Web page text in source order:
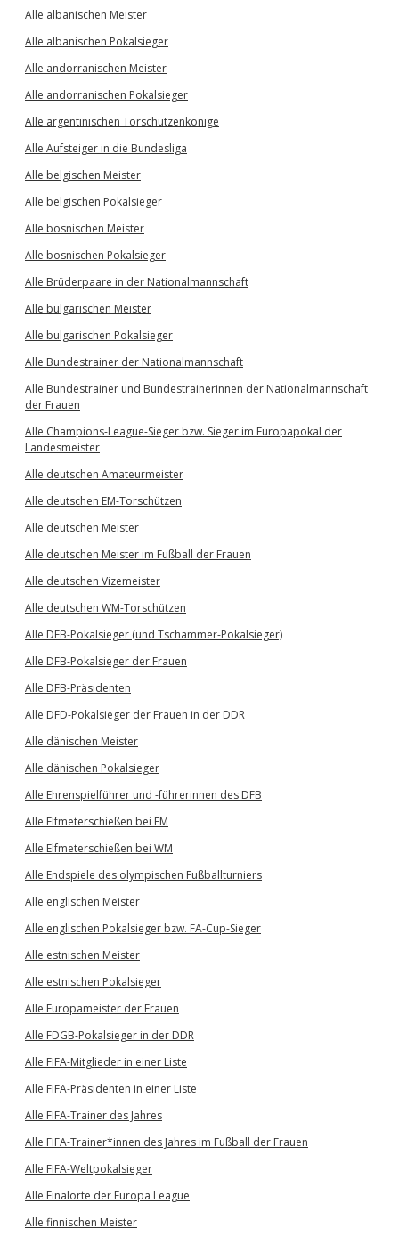
Alle albanischen Meister
Alle albanischen Pokalsieger
Alle andorranischen Meister
Alle andorranischen Pokalsieger
Alle argentinischen Torschützenkönige
Alle Aufsteiger in die Bundesliga
Alle belgischen Meister
Alle belgischen Pokalsieger
Alle bosnischen Meister
Alle bosnischen Pokalsieger
Alle Brüderpaare in der Nationalmannschaft
Alle bulgarischen Meister
Alle bulgarischen Pokalsieger
Alle Bundestrainer der Nationalmannschaft
Alle Bundestrainer und Bundestrainerinnen der Nationalmannschaft
der Frauen
Alle Champions-League-Sieger bzw. Sieger im Europapokal der
Landesmeister
Alle deutschen Amateurmeister
Alle deutschen EM-Torschützen
Alle deutschen Meister
Alle deutschen Meister im Fußball der Frauen
Alle deutschen Vizemeister
Alle deutschen WM-Torschützen
Alle DFB-Pokalsieger (und Tschammer-Pokalsieger)
Alle DFB-Pokalsieger der Frauen
Alle DFB-Präsidenten
Alle DFD-Pokalsieger der Frauen in der DDR
Alle dänischen Meister
Alle dänischen Pokalsieger
Alle Ehrenspielführer und -führerinnen des DFB
Alle Elfmeterschießen bei EM
Alle Elfmeterschießen bei WM
Alle Endspiele des olympischen Fußballturniers
Alle englischen Meister
Alle englischen Pokalsieger bzw. FA-Cup-Sieger
Alle estnischen Meister
Alle estnischen Pokalsieger
Alle Europameister der Frauen
Alle FDGB-Pokalsieger in der DDR
Alle FIFA-Mitglieder in einer Liste
Alle FIFA-Präsidenten in einer Liste
Alle FIFA-Trainer des Jahres
Alle FIFA-Trainer*innen des Jahres im Fußball der Frauen
Alle FIFA-Weltpokalsieger
Alle Finalorte der Europa League
Alle finnischen Meister